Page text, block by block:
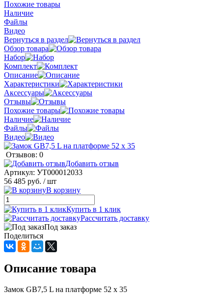
Похожие товары
Наличие
Файлы
Видео
Вернуться в раздел
Обзор товара
Набор
Комплект
Описание
Характеристики
Аксессуары
Отзывы
Похожие товары
Наличие
Файлы
Видео
Отзывов: 0
Добавить отзыв
Артикул: УТ000012033
56 485 руб. / шт
В корзину
Купить в 1 клик
Рассчитать доставку
Под заказ
Поделиться
Описание товара
Замок GB7,5 L на платформе 52 х 35